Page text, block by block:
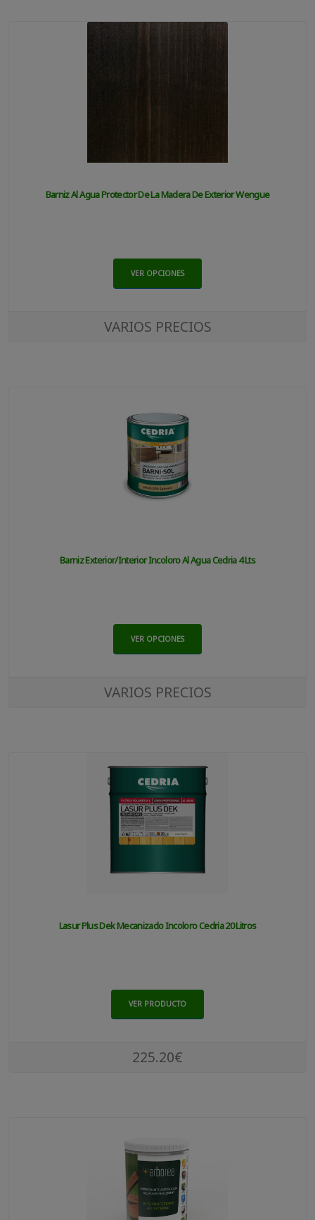
Barniz Al Agua Protector De La Madera De Exterior Wengue
VER OPCIONES
VARIOS PRECIOS
Barniz Exterior/interior Incoloro Al Agua Cedria 4 Lts
VER OPCIONES
VARIOS PRECIOS
Lasur Plus Dek Mecanizado Incoloro Cedria 20 Litros
VER PRODUCTO
225.20€